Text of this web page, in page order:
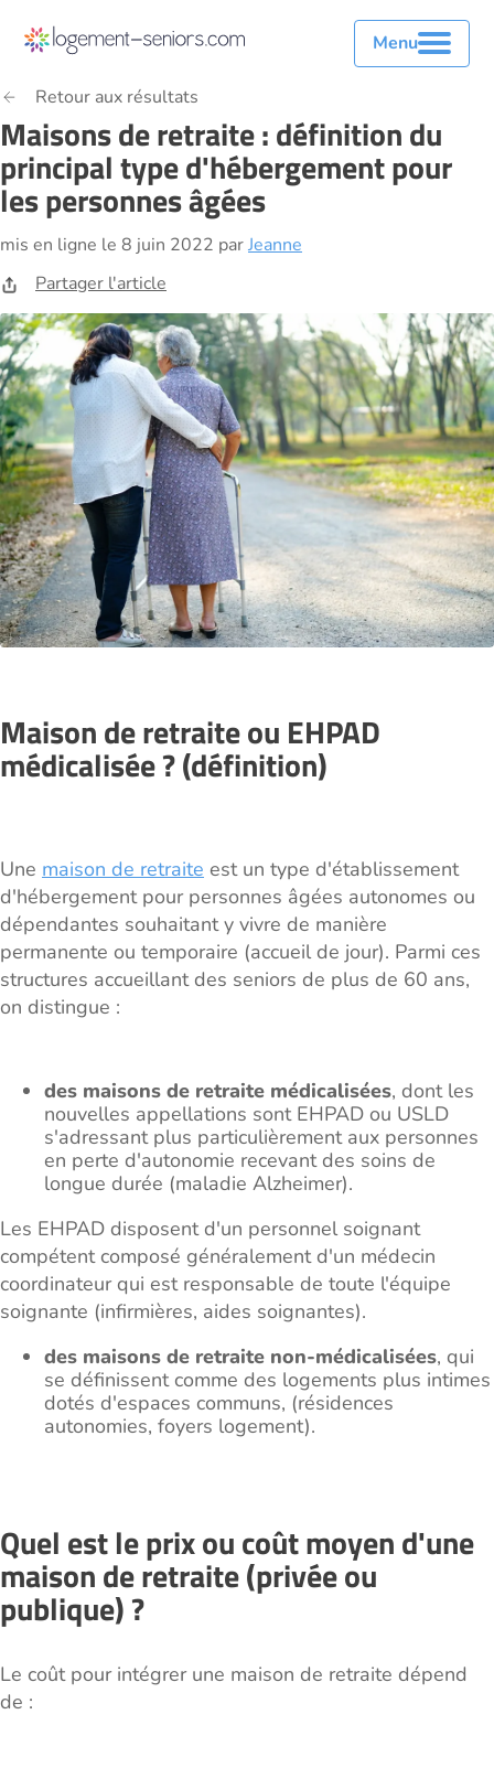
Menu
Retour aux résultats
Maisons de retraite : définition du
principal type d'hébergement pour
les personnes âgées
mis en ligne le 8 juin 2022 parJeanne
Partager l'article
Maison de retraite ou EHPAD
médicalisée ? (définition)
Une maison de retraite est un type d'établissement
d'hébergement pour personnes âgées autonomes ou
dépendantes souhaitant y vivre de manière
permanente ou temporaire (accueil de jour). Parmi ces
structures accueillant des seniors de plus de 60 ans,
on distingue :
des maisons de retraite médicalisées, dont les
nouvelles appellations sont EHPAD ou USLD
s'adressant plus particulièrement aux personnes
en perte d'autonomie recevant des soins de
longue durée (maladie Alzheimer).
Les EHPAD disposent d'un personnel soignant
compétent composé généralement d'un médecin
coordinateur qui est responsable de toute l'équipe
soignante (infirmières, aides soignantes).
des maisons de retraite non-médicalisées, qui
se définissent comme des logements plus intimes
dotés d'espaces communs, (résidences
autonomies, foyers logement).
Quel est le prix ou coût moyen d'une
maison de retraite (privée ou
publique) ?
Le coût pour intégrer une maison de retraite dépend
de :